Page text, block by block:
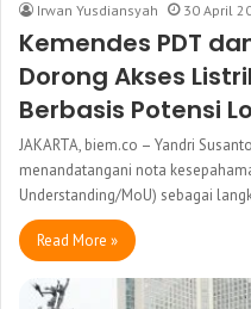
Irwan Yusdiansyah 30 April
Kemendes PDT
Dorong Akses
Berbasis Potensi
JAKARTA, biem.co – Yandri
menandatangani nota
Understanding/MoU) sebagai
Read More »